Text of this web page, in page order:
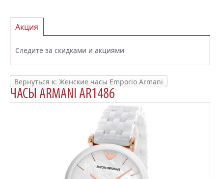
Акция
Следите за скидками и акциями
Вернуться к: Женские часы Emporio Armani
ЧАСЫ ARMANI AR1486